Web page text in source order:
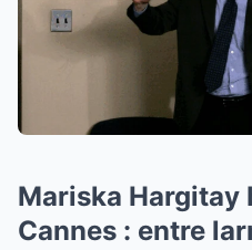
Mariska Hargitay
Cannes : entre